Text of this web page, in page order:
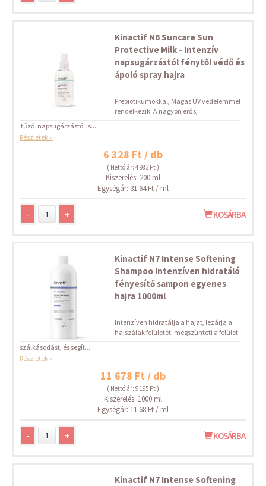
Kinactif N6 Suncare Sun
Protective Milk - Intenzív
napsugárzástól fénytől védő és
ápoló spray hajra
Prebiotikumokkal, Magas UV védelemmel
rendelkezik. A nagyon erős,
tűző napsugárzástól is...
Részletek »
6 328 Ft / db
( Nettó ár: 4 983 Ft )
Kiszerelés: 200 ml
Egységár: 31.64 Ft / ml
- + KOSÁRBA
Kinactif N7 Intense Softening
Shampoo Intenzíven hidratáló
fényesítő sampon egyenes
hajra 1000ml
Intenzíven hidratálja a hajat, lezárja a
hajszálak felületét, megszünteti a felület
szálkásodást, és segít...
Részletek »
11 678 Ft / db
( Nettó ár: 9 195 Ft )
Kiszerelés: 1000 ml
Egységár: 11.68 Ft / ml
- + KOSÁRBA
Kinactif N7 Intense Softening